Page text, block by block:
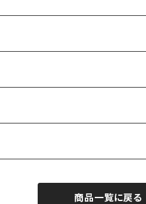
商品一覧に戻る